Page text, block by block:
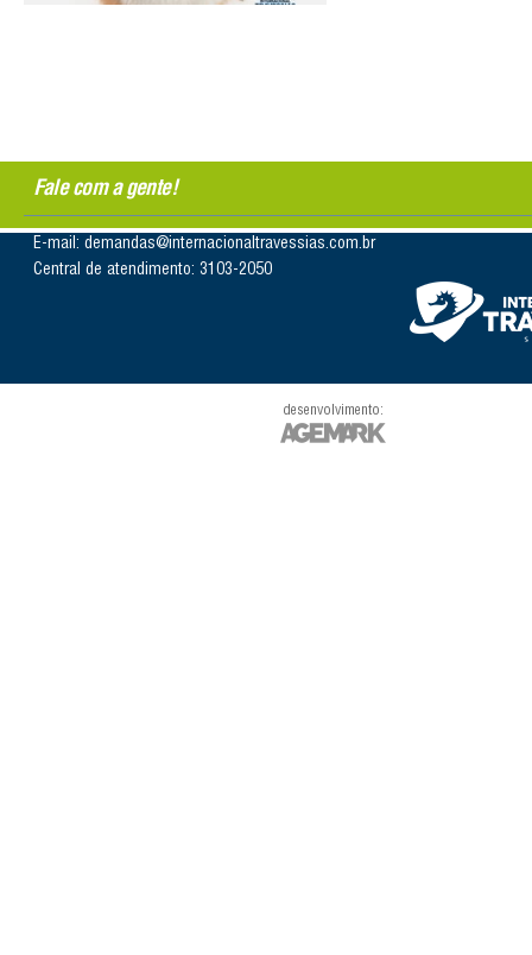
Fale com a gente!
E-mail: demandas@internacionaltravessias.com.br
Central de atendimento: 3103-2050
desenvolvimento: